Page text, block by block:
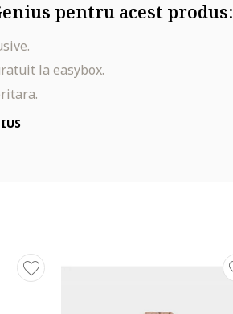
pentru acest produs:
la easybox.